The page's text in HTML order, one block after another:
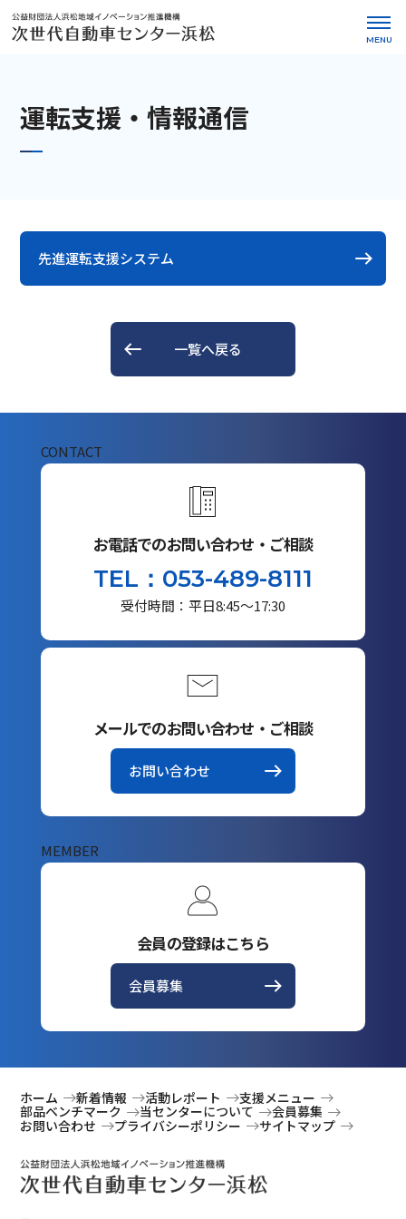
MENU
運転支援・情報通信
先進運転支援システム
一覧へ戻る
CONTACT
お電話でのお問い合わせ・ご相談
TEL：053-489-8111
受付時間：平日8:45～17:30
メールでのお問い合わせ・ご相談
お問い合わせ
MEMBER
会員の登録はこちら
会員募集
ホーム 新着情報 活動レポート 支援メニュー
部品ベンチマーク 当センターについて 会員募集
お問い合わせ プライバシーポリシー サイトマップ